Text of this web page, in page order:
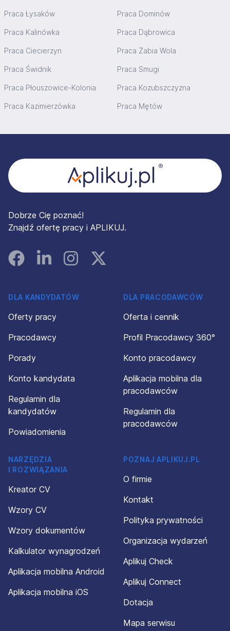
Praca Łysaków Praca Dominów
Praca Kalinówka Praca Dąbrowica
Praca Ciecierzyn Praca Żabia Wola
Praca Świdnik Praca Smugi
Praca Płouszowice-Kolonia Praca Kozubszczyzna
Praca Kazimierzówka Praca Mętów
Dobrze Cię poznać!
Znajdź ofertę pracy i APLIKUJ.
FacebookLinked InInstagramInstagram
DLA KANDYDATÓW
Oferty pracy
Pracodawcy
Porady
Konto kandydata
Regulamin dla
kandydatów
Powiadomienia
DLA PRACODAWCÓW
Oferta i cennik
Profil Pracodawcy 360°
Konto pracodawcy
Aplikacja mobilna dla
pracodawców
Regulamin dla
pracodawców
NARZĘDZIA
I ROZWIĄZANIA
Kreator CV
Wzory CV
Wzory dokumentów
Kalkulator wynagrodzeń
Aplikacja mobilna Android
Aplikacja mobilna iOS
POZNAJ APLIKUJ.PL
O firmie
Kontakt
Polityka prywatności
Organizacja wydarzeń
Aplikuj Check
Aplikuj Connect
Dotacja
Mapa serwisu